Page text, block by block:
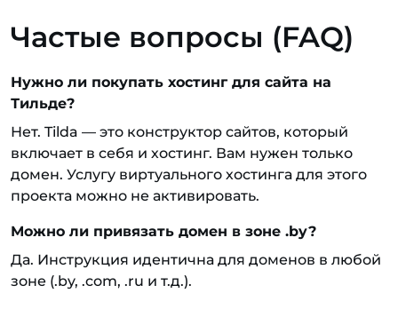
Частые вопросы (FAQ)
Нужно ли покупать хостинг для сайта на
Тильде?
Нет. Tilda — это конструктор сайтов, который
включает в себя и хостинг. Вам нужен только
домен. Услугу виртуального хостинга для этого
проекта можно не активировать.
Можно ли привязать домен в зоне .by?
Да. Инструкция идентична для доменов в любой
зоне (.by, .com, .ru и т.д.).